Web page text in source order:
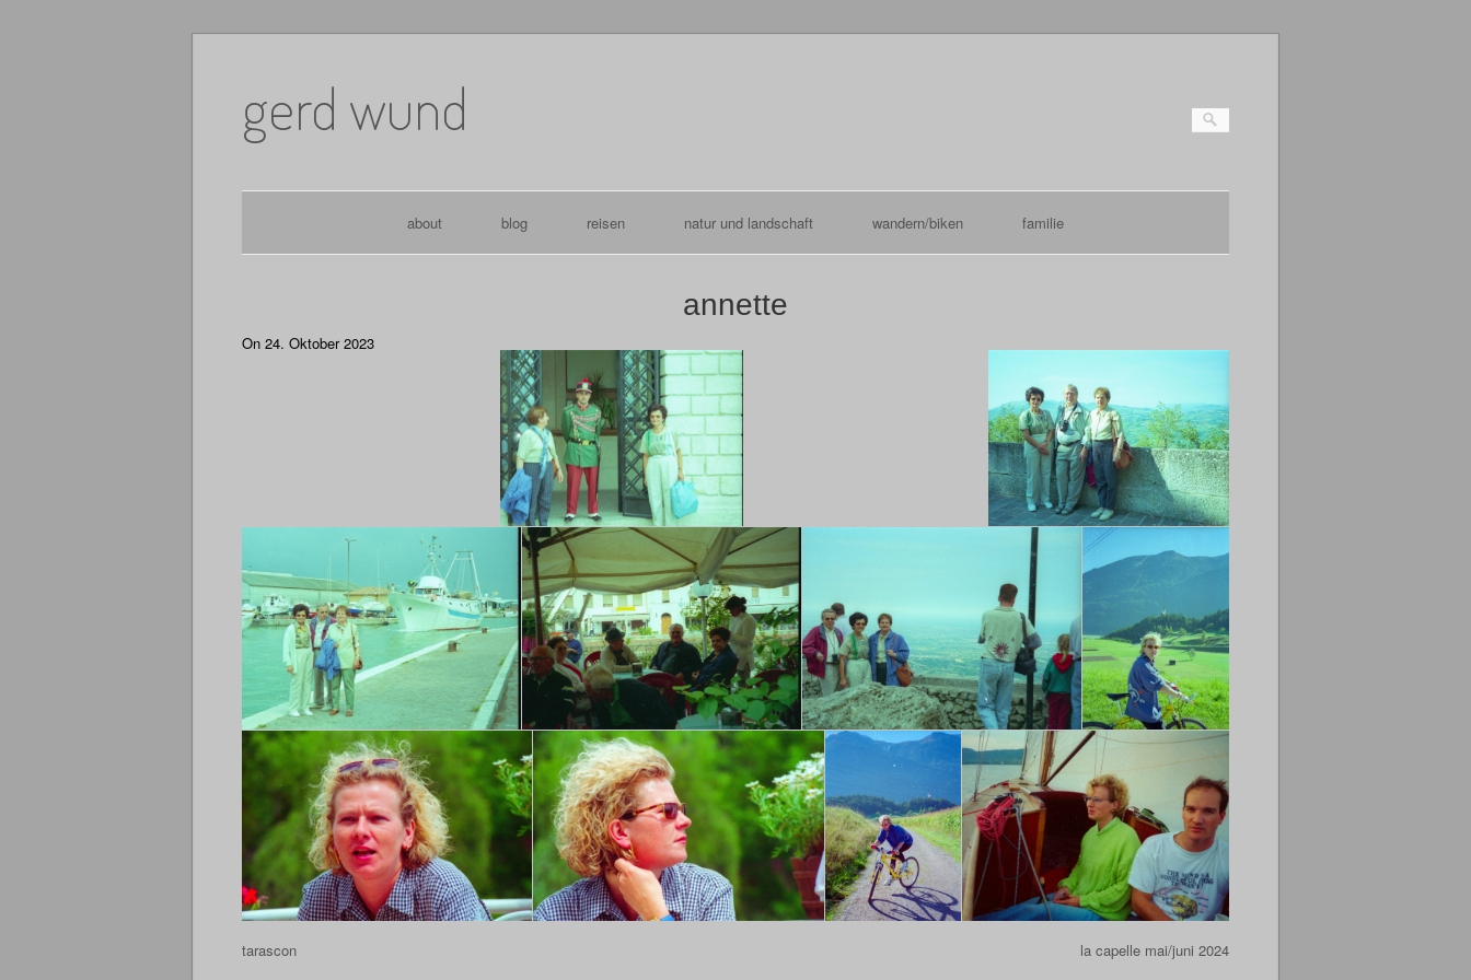
gerd wund
about blog reisen natur und landschaft wandern/biken familie
annette
On 24. Oktober 2023
la capelle mai/juni 2024
tarascon